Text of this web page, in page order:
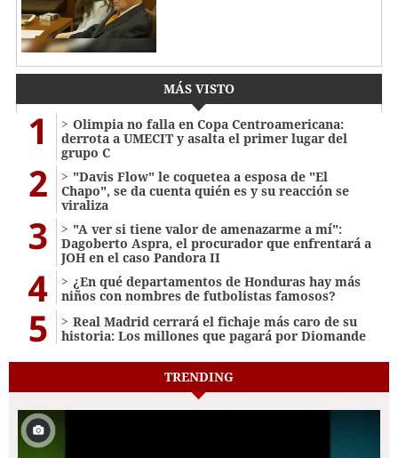
MÁS VISTO
1
Olimpia no falla en Copa Centroamericana:
derrota a UMECIT y asalta el primer lugar del
grupo C
2
"Davis Flow" le coquetea a esposa de "El
Chapo", se da cuenta quién es y su reacción se
viraliza
3
"A ver si tiene valor de amenazarme a mí":
Dagoberto Aspra, el procurador que enfrentará a
JOH en el caso Pandora II
4
¿En qué departamentos de Honduras hay más
niños con nombres de futbolistas famosos?
5
Real Madrid cerrará el fichaje más caro de su
historia: Los millones que pagará por Diomande
TRENDING